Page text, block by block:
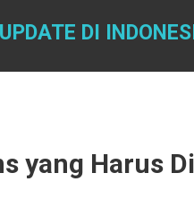
DI
yang Harus